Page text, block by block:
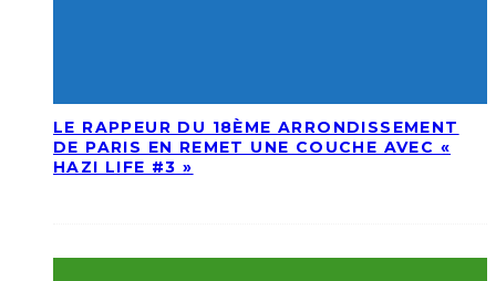
LE RAPPEUR DU 18ÈME ARRONDISSEMENT
DE PARIS EN REMET UNE COUCHE AVEC «
HAZI LIFE #3 »